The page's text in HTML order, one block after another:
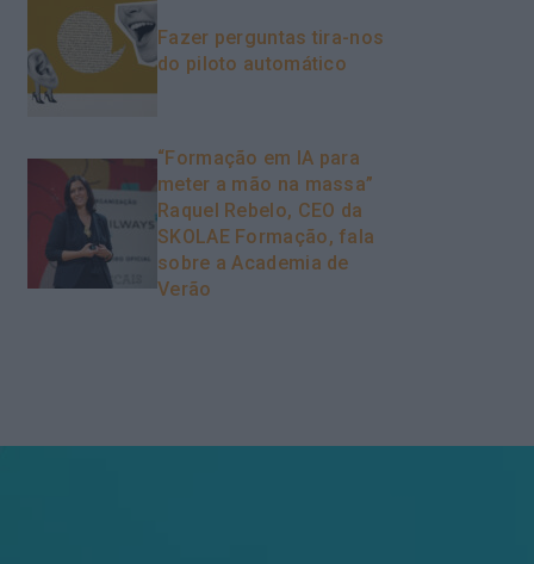
Fazer perguntas tira-nos
do piloto automático
“Formação em IA para
meter a mão na massa”
Raquel Rebelo, CEO da
SKOLAE Formação, fala
sobre a Academia de
Verão